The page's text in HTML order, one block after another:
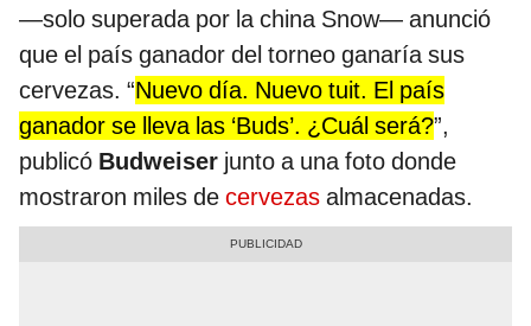
—solo superada por la china Snow— anunció
que el país ganador del torneo ganaría sus
cervezas. “Nuevo día. Nuevo tuit. El país
ganador se lleva las ‘Buds’. ¿Cuál será?”,
publicó Budweiser junto a una foto donde
mostraron miles de cervezas almacenadas.